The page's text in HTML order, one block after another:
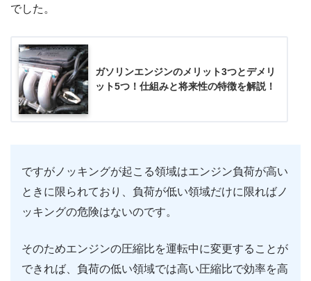
でした。
ガソリンエンジンのメリット3つとデメリ
ット5つ！仕組みと将来性の特徴を解説！
ですがノッキングが起こる領域はエンジン負荷が高い
ときに限られており、負荷が低い領域だけに限ればノ
ッキングの危険はないのです。
そのためエンジンの圧縮比を運転中に変更することが
できれば、負荷の低い領域では高い圧縮比で効率を高